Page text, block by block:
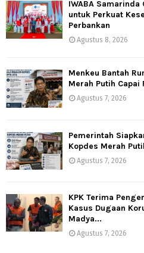
IWABA
untuk Perkuat
Perbankan
Agustus 8, 2026
Menkeu Bantah
Merah Putih Capai
Agustus 7, 2026
Pemerintah
Kopdes Merah
Agustus 7, 2026
KPK Terima
Kasus Dugaan
Madya...
Agustus 7, 2026